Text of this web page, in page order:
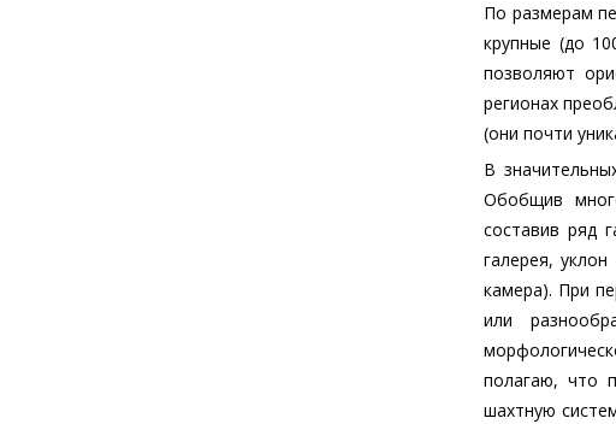
По размерам
крупные (до
позволяют
регионах
(они почти
В
Обобщив
составив ряд
галерея,
камера). При
или
полагаю, что
шахтную